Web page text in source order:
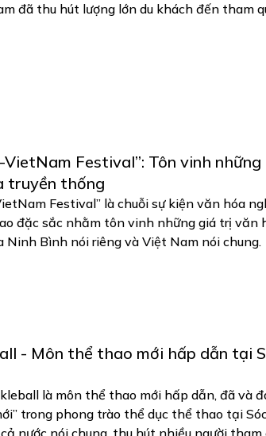
đã thu hút lượng lớn du khách đến tham
VietNam Festival”: Tôn vinh
truyền thống
Festival” là chuỗi sự kiện văn hóa
đặc sắc nhằm tôn vinh những giá trị văn
Ninh Bình nói riêng và Việt Nam nói chung.
- Môn thể thao mới hấp dẫn tại
là môn thể thao mới hấp dẫn, đã và
trong phong trào thể dục thể thao tại